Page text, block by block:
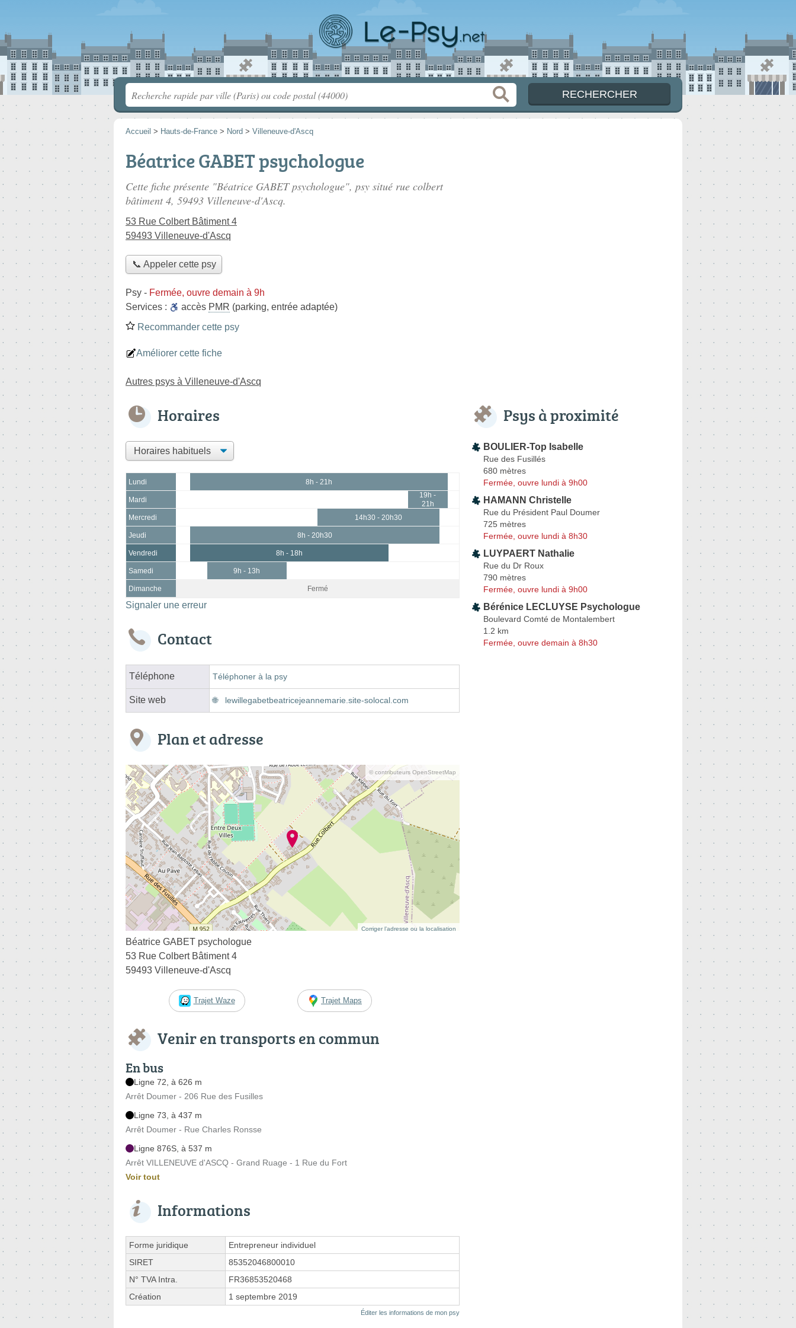
Accueil > Hauts-de-France > Nord > Villeneuve-d'Ascq
Béatrice GABET psychologue
Cette fiche présente "Béatrice GABET psychologue", psy situé rue colbert
bâtiment 4, 59493 Villeneuve-d'Ascq.
53 Rue Colbert Bâtiment 4
59493 Villeneuve-d'Ascq
📞 Appeler cette psy
Psy - Fermée, ouvre demain à 9h
Services :
accès PMR (parking, entrée adaptée)
Recommander cette psy
Améliorer cette fiche
Autres psys à Villeneuve-d'Ascq
Horaires
Lundi 8h - 21h
Mardi
19h -
21h
Mercredi
14h30 - 20h30
Jeudi 8h - 20h30
Vendredi 8h - 18h
Samedi 9h - 13h
Dimanche Fermé
Signaler une erreur
Contact
Téléphone Téléphoner à la psy
Site web lewillegabetbeatricejeannemarie.site-solocal.com
Plan et adresse
© contributeurs OpenStreetMap
Corriger l’adresse ou la localisation
Béatrice GABET psychologue
53 Rue Colbert Bâtiment 4
59493 Villeneuve-d'Ascq
Trajet Waze Trajet Maps
Venir en transports en commun
En bus
Ligne 72, à 626 m
Arrêt Doumer - 206 Rue des Fusilles
Ligne 73, à 437 m
Arrêt Doumer - Rue Charles Ronsse
Ligne 876S, à 537 m
Arrêt VILLENEUVE d'ASCQ - Grand Ruage - 1 Rue du Fort
Voir tout
Informations
Forme juridique
Entrepreneur individuel
SIRET
85352046800010
N° TVA Intra.
FR36853520468
Création
1 septembre 2019
Éditer les informations de mon psy
Psys à proximité
BOULIER-Top Isabelle
Rue des Fusillés
680 mètres
Fermée, ouvre lundi à 9h00
HAMANN Christelle
Rue du Président Paul Doumer
725 mètres
Fermée, ouvre lundi à 8h30
LUYPAERT Nathalie
Rue du Dr Roux
790 mètres
Fermée, ouvre lundi à 9h00
Bérénice LECLUYSE Psychologue
Boulevard Comté de Montalembert
1.2 km
Fermée, ouvre demain à 8h30